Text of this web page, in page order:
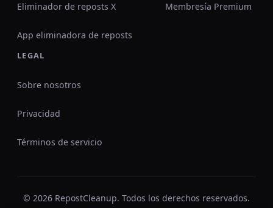
Eliminador de reposts X
App eliminadora de reposts
Membresía Premium
LEGAL
Sobre nosotros
Privacidad
Términos de servicio
© 2026 RepostCleanup. Todos los derechos reservados.